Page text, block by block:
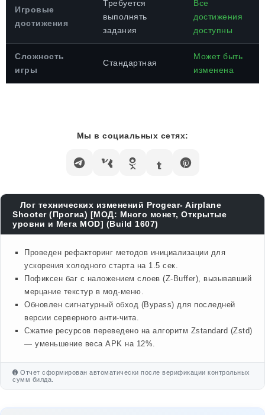
Игровые
достижения
Требуется
выполнять
задания
Все
достижения
доступны
Сложность
игры
Стандартная
Может быть
изменена
Мы в социальных сетях:
Лог технических изменений Progear- Airplane
Shooter (Прогиа) [МОД: Много монет, Открытые
уровни и Мега MOD] (Build 1607)
Проведен рефакторинг методов инициализации для
ускорения холодного старта на 1.5 сек.
Пофиксен баг с наложением слоев (Z-Buffer), вызывавший
мерцание текстур в мод-меню.
Обновлен сигнатурный обход (Bypass) для последней
версии серверного анти-чита.
Сжатие ресурсов переведено на алгоритм Zstandard (Zstd)
— уменьшение веса APK на 12%.
Отчет сформирован автоматически после верификации контрольных
сумм билда.